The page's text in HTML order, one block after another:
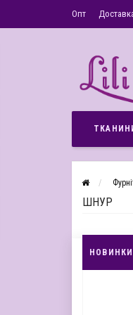
Опт
ШНУР
НОВИНКИ